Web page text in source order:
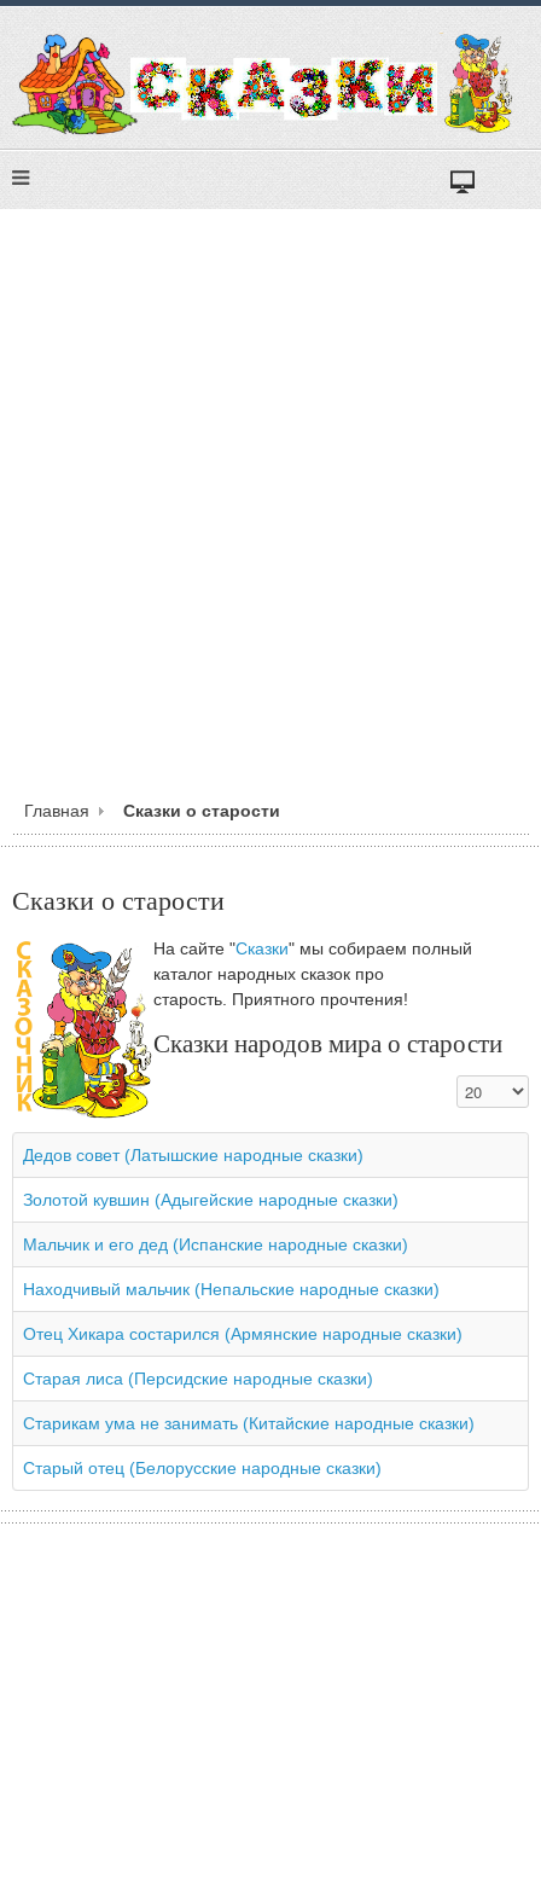
Главная Сказки о старости
Сказки о старости
На сайте "Сказки" мы собираем полный
каталог народных сказок про
старость. Приятного прочтения!
Сказки народов мира о старости
Кол-во
Дедов совет (Латышские народные сказки)
Золотой кувшин (Адыгейские народные сказки)
Мальчик и его дед (Испанские народные сказки)
Находчивый мальчик (Непальские народные сказки)
Отец Хикара состарился (Армянские народные сказки)
Старая лиса (Персидские народные сказки)
Старикам ума не занимать (Китайские народные сказки)
Старый отец (Белорусские народные сказки)